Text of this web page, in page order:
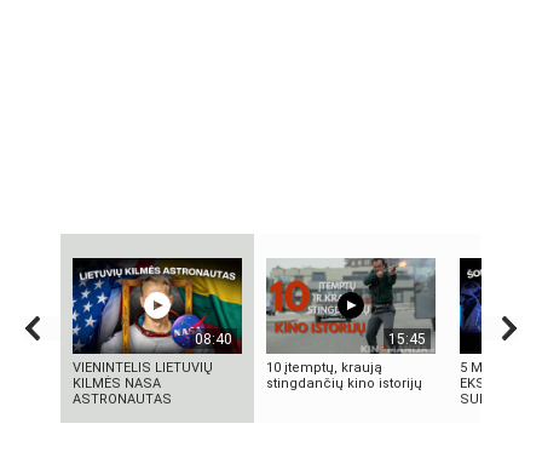
08:40
VIENINTELIS LIETUVIŲ
KILMĖS NASA
ASTRONAUTAS
15:45
10 įtemptų, kraują
stingdančių kino istorijų
5
SUKRĖTĖ